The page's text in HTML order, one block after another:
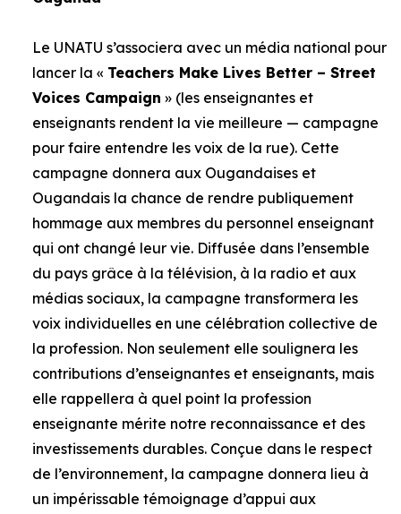
Le UNATU s’associera avec un média national pour
lancer la « Teachers Make Lives Better – Street
Voices Campaign » (les enseignantes et
enseignants rendent la vie meilleure — campagne
pour faire entendre les voix de la rue). Cette
campagne donnera aux Ougandaises et
Ougandais la chance de rendre publiquement
hommage aux membres du personnel enseignant
qui ont changé leur vie. Diffusée dans l’ensemble
du pays grâce à la télévision, à la radio et aux
médias sociaux, la campagne transformera les
voix individuelles en une célébration collective de
la profession. Non seulement elle soulignera les
contributions d’enseignantes et enseignants, mais
elle rappellera à quel point la profession
enseignante mérite notre reconnaissance et des
investissements durables. Conçue dans le respect
de l’environnement, la campagne donnera lieu à
un impérissable témoignage d’appui aux